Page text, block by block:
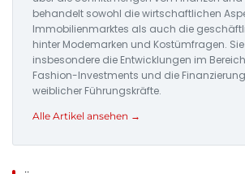
behandelt sowohl die wirtschaftlichen
Immobilienmarktes als auch die
hinter Modemarken und Kostümfragen.
insbesondere die Entwicklungen im
Fashion-Investments und die
weiblicher Führungskräfte.
Alle Artikel ansehen →